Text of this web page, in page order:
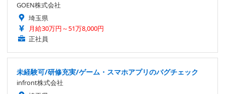
GOEN株式会社
埼玉県
月給30万円～51万8,000円
正社員
未経験可/研修充実/ゲーム・スマホアプリのバグチェック
infront株式会社